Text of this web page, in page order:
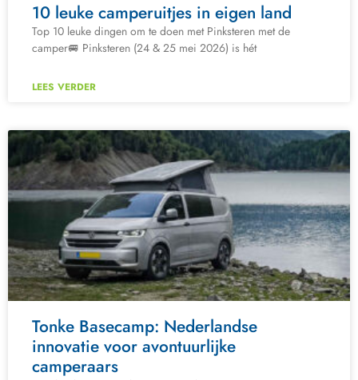
10 leuke camperuitjes in eigen land
Top 10 leuke dingen om te doen met Pinksteren met de
camper🚐 Pinksteren (24 & 25 mei 2026) is hét
LEES VERDER
Tonke Basecamp: Nederlandse
innovatie voor avontuurlijke
camperaars